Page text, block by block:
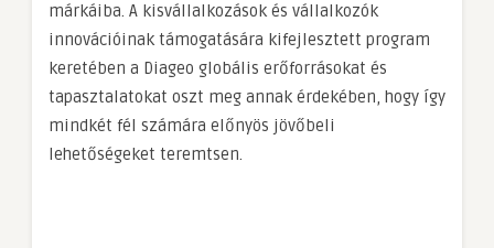
márkáiba. A kisvállalkozások és vállalkozók
innovációinak támogatására kifejlesztett program
keretében a Diageo globális erőforrásokat és
tapasztalatokat oszt meg annak érdekében, hogy így
mindkét fél számára előnyös jövőbeli
lehetőségeket teremtsen.